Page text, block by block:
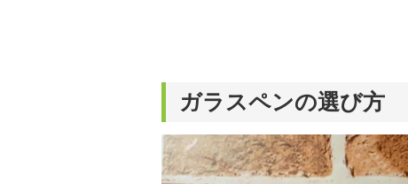
ガラスペンの選び方